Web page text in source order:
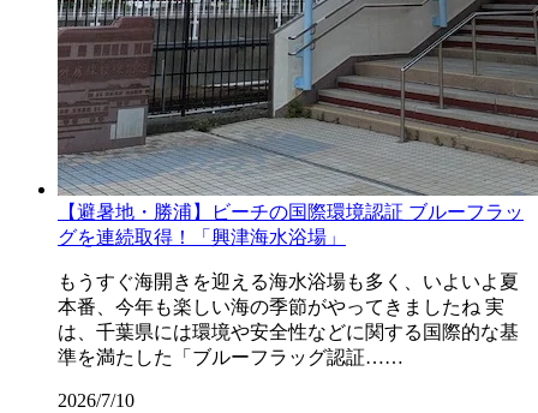
【避暑地・勝浦】ビーチの国際環境認証 ブルーフラッ
グを連続取得！「興津海水浴場」
もうすぐ海開きを迎える海水浴場も多く、いよいよ夏
本番、今年も楽しい海の季節がやってきましたね 実
は、千葉県には環境や安全性などに関する国際的な基
準を満たした「ブルーフラッグ認証……
2026/7/10